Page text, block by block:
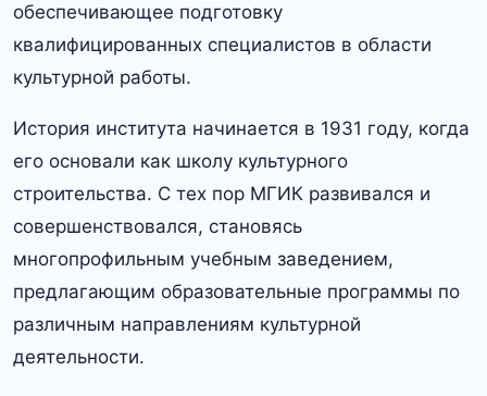
обеспечивающее подготовку
квалифицированных специалистов в области
культурной работы.​
История института начинается в 1931 году, когда
его основали как школу культурного
строительства.​ С тех пор МГИК развивался и
совершенствовался, становясь
многопрофильным учебным заведением,
предлагающим образовательные программы по
различным направлениям культурной
деятельности.